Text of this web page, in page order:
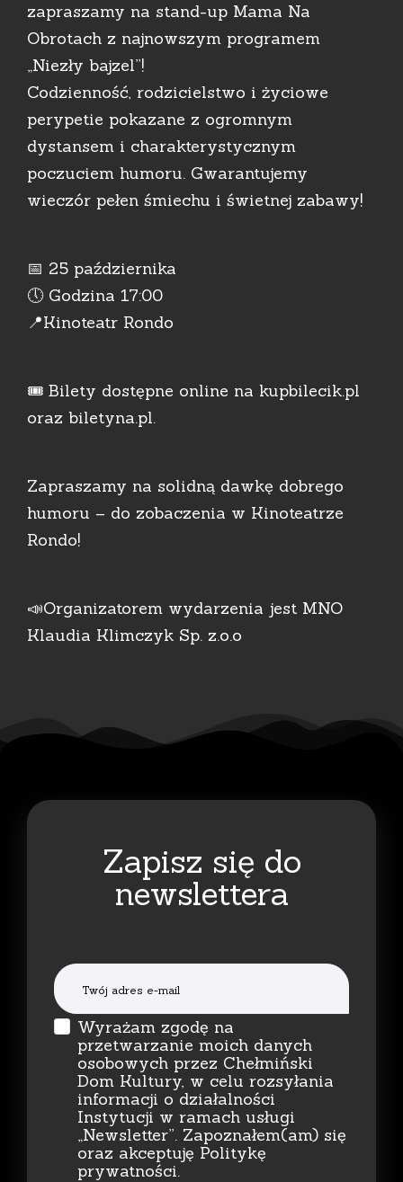
zapraszamy na stand-up Mama Na
Obrotach z najnowszym programem
„Niezły bajzel”!
Codzienność, rodzicielstwo i życiowe
perypetie pokazane z ogromnym
dystansem i charakterystycznym
poczuciem humoru. Gwarantujemy
wieczór pełen śmiechu i świetnej zabawy!
📅 25 października
🕔 Godzina 17:00
📍Kinoteatr Rondo
🎟️ Bilety dostępne online na kupbilecik.pl
oraz biletyna.pl.
Zapraszamy na solidną dawkę dobrego
humoru – do zobaczenia w Kinoteatrze
Rondo!
📣Organizatorem wydarzenia jest MNO
Klaudia Klimczyk Sp. z.o.o
Zapisz się do
newslettera
Wyrażam zgodę na
przetwarzanie moich danych
osobowych przez Chełmiński
Dom Kultury, w celu rozsyłania
informacji o działalności
Instytucji w ramach usługi
„Newsletter”. Zapoznałem(am) się
oraz akceptuję Politykę
prywatności.